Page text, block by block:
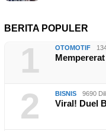
BERITA POPULER
1 OTOMOTIF
2 BISNIS 9690
Viral! Duel